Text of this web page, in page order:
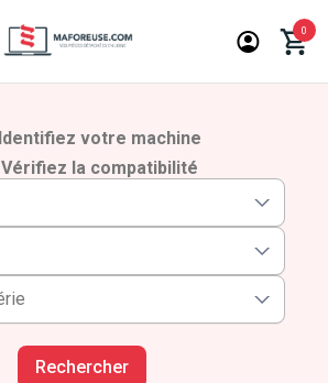
0
Identifiez votre machine
Vérifiez la compatibilité
Rechercher